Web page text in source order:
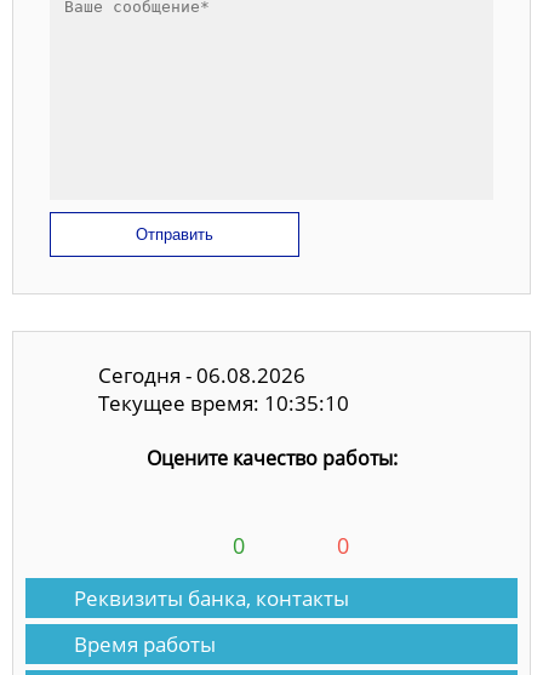
Отправить
Сегодня - 06.08.2026
Текущее время: 10:35:11
Оцените качество работы:
0 0
Реквизиты банка, контакты
Время работы